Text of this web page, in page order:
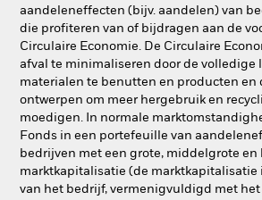
aandeleneffecten (bijv. aandelen) van
die profiteren van of bijdragen aan de
Circulaire Economie. De Circulaire
afval te minimaliseren door de volledige
materialen te benutten en producten en
ontwerpen om meer hergebruik en
moedigen. In normale
Fonds in een portefeuille van
bedrijven met een grote, middelgrote en
marktkapitalisatie (de marktkapitalisatie
van het bedrijf, vermenigvuldigd met